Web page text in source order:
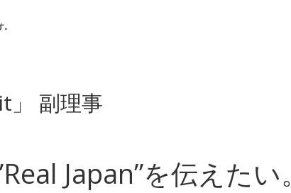
」 副理事
Japan”を伝えたい。